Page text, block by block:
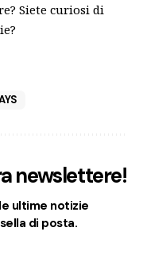
Siete curiosi di
newslettere!
ultime notizie
di posta.